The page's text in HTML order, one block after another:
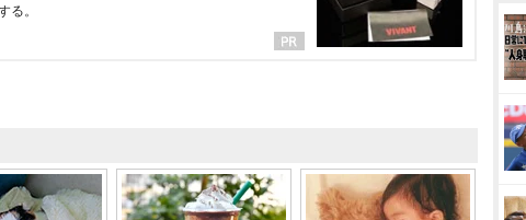
る。